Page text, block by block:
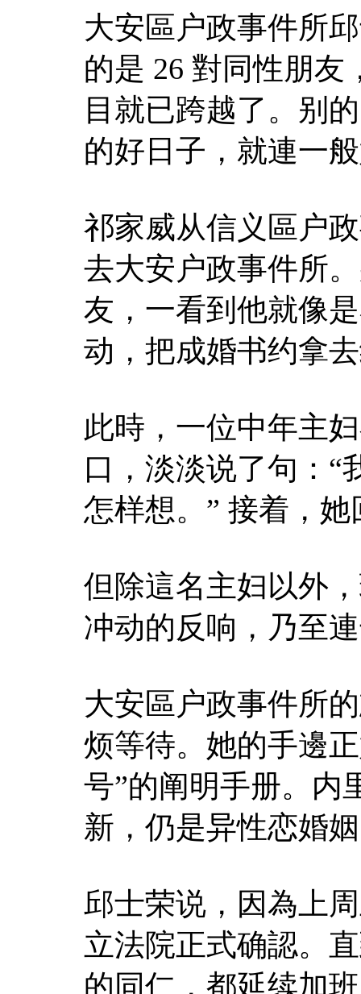
大安區户政事件所
的是 26 對同性朋
目就已跨越了。别
的好日子，就連一
祁家威从信义區户
去大安户政事件所
友，一看到他就像
动，把成婚书约拿
此時，一位中年主
口，淡淡说了句：“
怎样想。” 接着，
但除這名主妇以外
冲动的反响，乃至
大安區户政事件所
烦等待。她的手邊
号”的阐明手册。内
新，仍是异性恋婚
邱士荣说，因為上
立法院正式确認。
的同仁，都延续加